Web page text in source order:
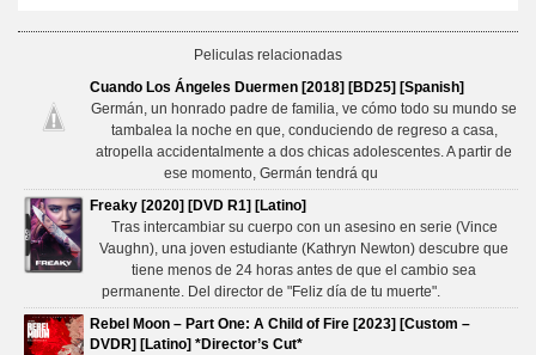
Peliculas relacionadas
Cuando Los Ángeles Duermen [2018] [BD25] [Spanish]
Germán, un honrado padre de familia, ve cómo todo su mundo se
tambalea la noche en que, conduciendo de regreso a casa,
atropella accidentalmente a dos chicas adolescentes. A partir de
ese momento, Germán tendrá qu
Freaky [2020] [DVD R1] [Latino]
Tras intercambiar su cuerpo con un asesino en serie (Vince
Vaughn), una joven estudiante (Kathryn Newton) descubre que
tiene menos de 24 horas antes de que el cambio sea
permanente. Del director de "Feliz día de tu muerte".
Rebel Moon – Part One: A Child of Fire [2023] [Custom –
DVDR] [Latino] *Director’s Cut*